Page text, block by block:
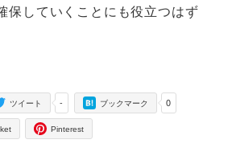
保していくことにも役立つはず
-
ツイート 0
ブックマーク
Pinterest